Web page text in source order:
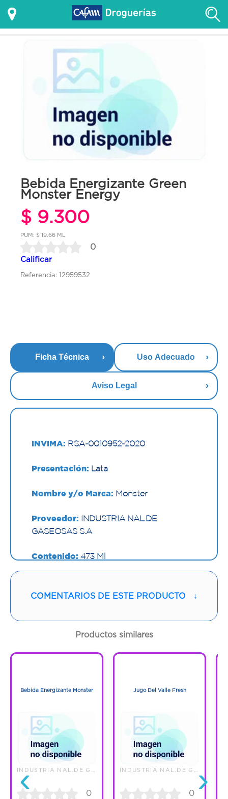
Bebida Energizante Green
Monster Energy
$ 9.300
PUM: $ 19.66 ML
0
Calificar
Referencia: 12959532
Ficha Técnica Uso Adecuado
Aviso Legal
INVIMA: RSA-0010952-2020
Presentación: Lata
Nombre y/o Marca: Monster
Proveedor: INDUSTRIA NAL.DE
GASEOSAS S.A
Contenido: 473 Ml
COMENTARIOS DE ESTE PRODUCTO ↓
Productos similares
‹
Bebida Energizante Monster
INDUSTRIA NAL.DE GASEOSAS S.A
0
Jugo Del Valle Fresh
INDUSTRIA NAL.DE GASEOSAS S.A
0 ›